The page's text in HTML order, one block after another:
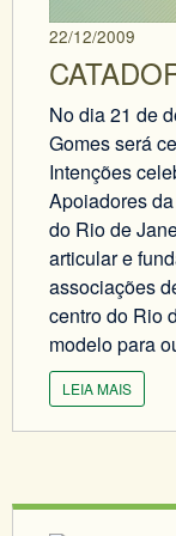
22/12/2009
No dia 21 de
Gomes será
Intenções
Apoiadores
do Rio de
articular e
associações
centro do Rio
modelo para
LEIA MAIS